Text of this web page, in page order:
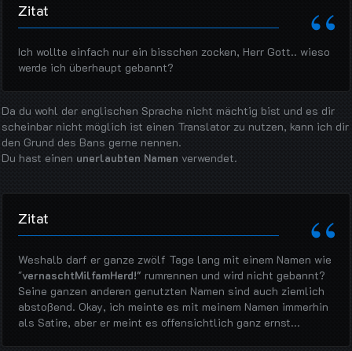
Zitat
Ich wollte einfach nur ein bisschen zocken, Herr Gott.. wieso
werde ich überhaupt gebannt?
Da du wohl der englischen Sprache nicht mächtig bist und es dir
scheinbar nicht möglich ist einen Translator zu nutzen, kann ich dir
den Grund des Bans gerne nennen.
Du hast einen unerlaubten Namen verwendet.
Zitat
Weshalb darf er ganze zwölf Tage lang mit einem Namen wie
"vernaschtMilfamHerd!" rumrennen und wird nicht gebannt?
Seine ganzen anderen genutzten Namen sind auch ziemlich
abstoßend. Okay, ich meinte es mit meinem Namen immerhin
als Satire, aber er meint es offensichtlich ganz ernst...